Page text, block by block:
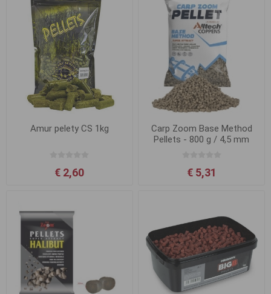
Amur pelety CS 1kg
€ 2,60
Carp Zoom Base Method
Pellets - 800 g / 4,5 mm
€ 5,31